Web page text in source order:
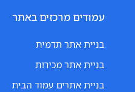
עמודים מרכזים באתר
בניית אתר תדמית
בניית אתר מכירות
בניית אתרים עמוד הבית